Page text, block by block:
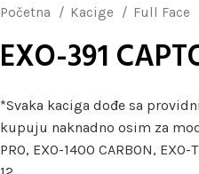
Početna Kacige Full Face
EXO-391
*Svaka kaciga dođe sa
kupuju naknadno osim za
PRO, EXO-1400 CARBON, EXO-